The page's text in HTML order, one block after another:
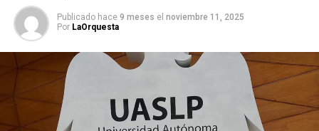
Publicado hace 9 meses el noviembre 11, 2025
Por LaOrquesta